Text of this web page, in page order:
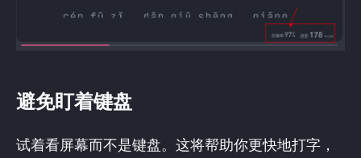
避免盯着键盘
试着看屏幕而不是键盘。这将帮助你更快地打字，